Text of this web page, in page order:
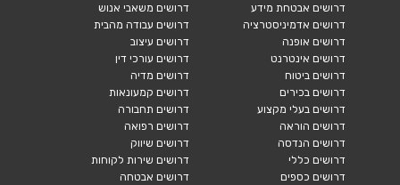
דרושים אבטחת מידע
דרושים אדמיניסטרציה
דרושים אופנה
דרושים אינטרנט
דרושים ביטוח
דרושים בכירים
דרושים בעלי מקצוע
דרושים הוראה
דרושים הנדסה
דרושים כללי
דרושים כספים
דרושים משאבי אנוש
דרושים עבודה מהבית
דרושים עיצוב
דרושים עורכי דין
דרושים מדיה
דרושים קמעונאות
דרושים תחבורה
דרושים רפואה
דרושים שיווק
דרושים שירות לקוחות
דרושים אבטחה